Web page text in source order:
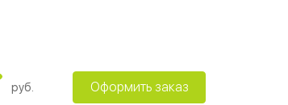
руб. Оформить заказ